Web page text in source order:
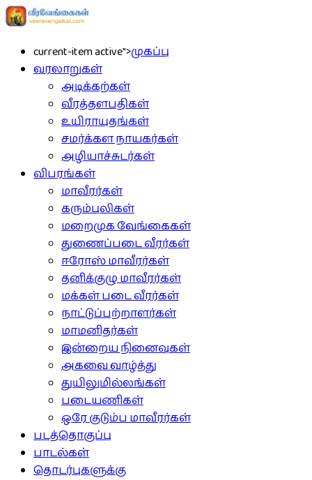
current-item active">முகப்பு
வரலாறுகள்
அடிக்கற்கள்
வீரத்தளபதிகள்
உயிராயுதங்கள்
சமர்க்கள நாயகர்கள்
அழியாச்சுடர்கள்
விபரங்கள்
மாவீரர்கள்
கரும்புலிகள்
மறைமுக வேங்கைகள்
துணைப்படை வீரர்கள்
ஈரோஸ் மாவீரர்கள்
தனிக்குழு மாவீரர்கள்
மக்கள் படை வீரர்கள்
நாட்டுப்பற்றாளர்கள்
மாமனிதர்கள்
இன்றைய நினைவுகள்
அகவை வாழ்த்து
துயிலுமில்லங்கள்
படையணிகள்
ஒரே குடும்ப மாவீரர்கள்
படத்தொகுப்பு
பாடல்கள்
தொடர்புகளுக்கு